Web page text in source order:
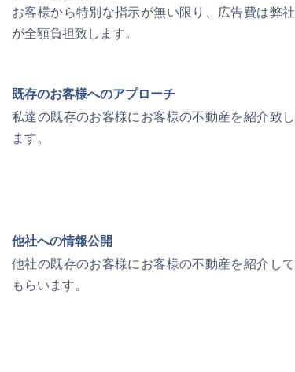
お客様から特別な指示が無い限り、広告費は弊社
が全額負担致します。
既存のお客様へのアプローチ
私達の既存のお客様にお客様の不動産を紹介致し
ます。
他社への情報公開
他社の既存のお客様にお客様の不動産を紹介して
もらいます。